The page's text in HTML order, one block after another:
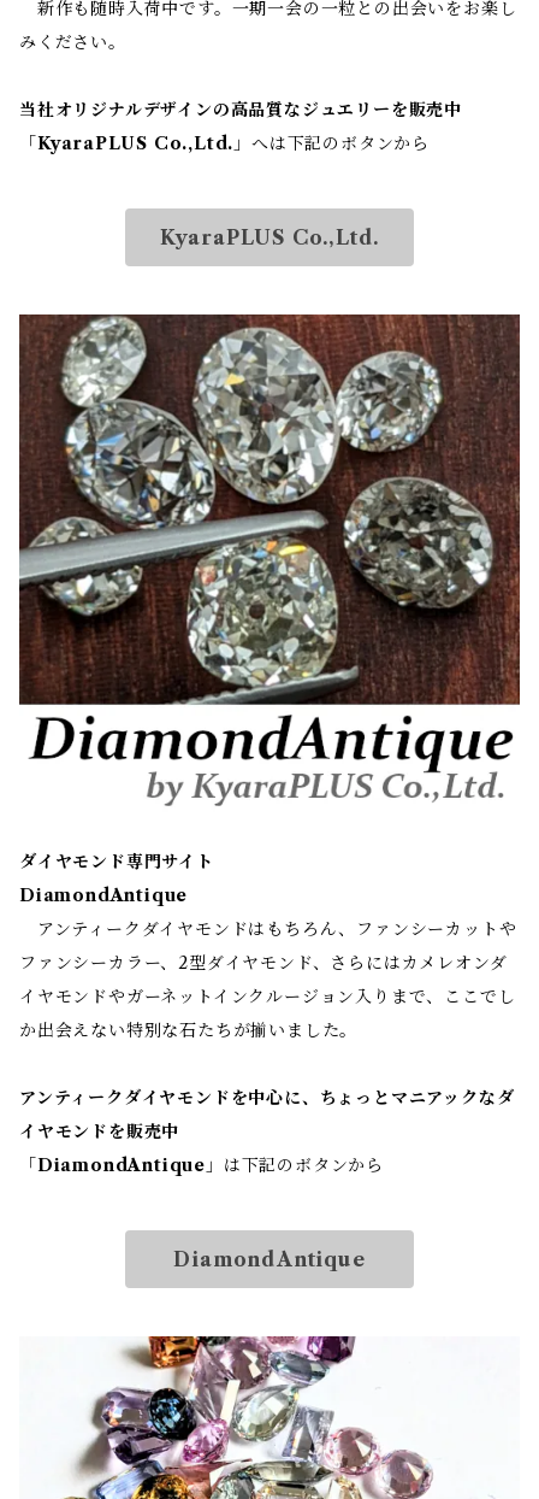
新作も随時入荷中です。一期一会の一粒との出会いをお楽し
みください。
当社オリジナルデザインの高品質なジュエリーを販売中
「 KyaraPLUS Co.,Ltd. 」へは下記のボタンから
KyaraPLUS Co.,Ltd.
ダイヤモンド専門サイト
DiamondAntique
アンティークダイヤモンドはもちろん、ファンシーカットや
ファンシーカラー、2型ダイヤモンド、さらにはカメレオンダ
イヤモンドやガーネットインクルージョン入りまで、ここでし
か出会えない特別な石たちが揃いました。
アンティークダイヤモンドを中心に、ちょっとマニアックなダ
イヤモンドを販売中
「 DiamondAntique 」は下記のボタンから
DiamondAntique